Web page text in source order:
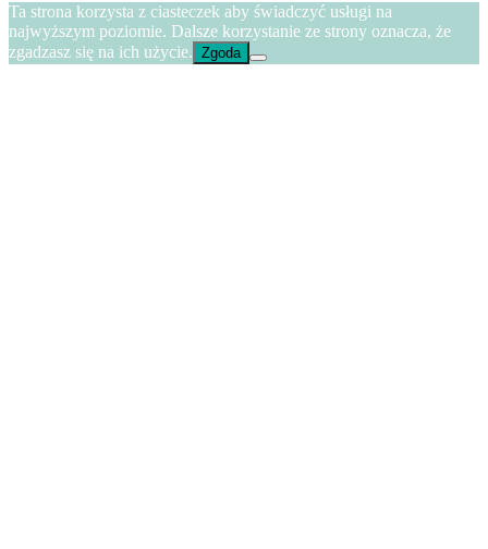
Ta strona korzysta z ciasteczek aby świadczyć usługi na
najwyższym poziomie. Dalsze korzystanie ze strony oznacza, że
zgadzasz się na ich użycie. Zgoda